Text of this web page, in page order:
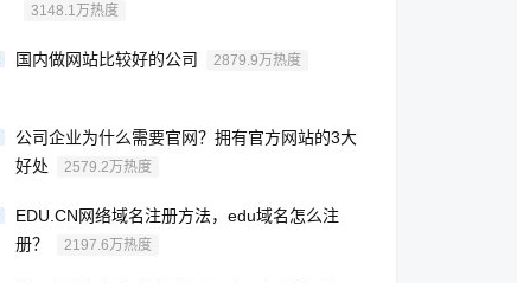
3148.1万热度
国内做网站比较好的公司 2879.9万热度
公司企业为什么需要官网？拥有官方网站的3大
好处
2579.2万热度
EDU.CN网络域名注册方法，edu域名怎么注
册？
2197.6万热度